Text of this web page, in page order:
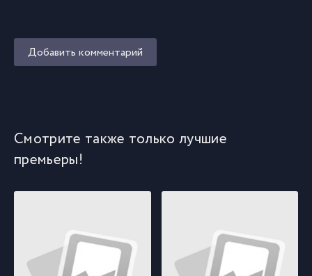
Добавить комментарий
Смотрите также только лучшие
премьеры!